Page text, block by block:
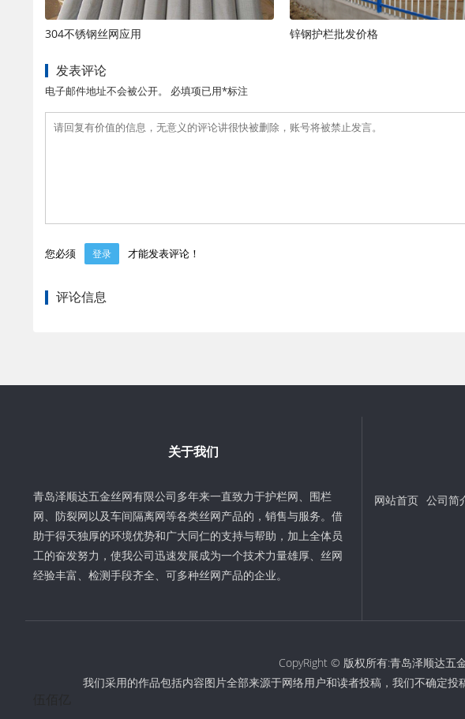
304不锈钢丝网应用 锌钢护栏批发价格
发表评论
电子邮件地址不会被公开。 必填项已用*标注
您必须 登录 才能发表评论！
评论信息
关于我们
青岛泽顺达五金丝网有限公司多年来一直致力于护栏网、围栏
网、防裂网以及车间隔离网等各类丝网产品的，销售与服务。借
助于得天独厚的环境优势和广大同仁的支持与帮助，加上全体员
工的奋发努力，使我公司迅速发展成为一个技术力量雄厚、丝网
经验丰富、检测手段齐全、可多种丝网产品的企业。
网站首页 公司简
CopyRight © 版权所有:青岛泽顺达五
我们采用的作品包括内容图片全部来源于网络用户和读者投稿，我们不确定